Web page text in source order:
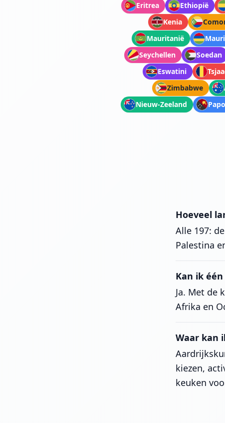
Eritrea
Ethiopië
Kenia
Mauritanië
Seychellen
Soedan
Eswatini
Zimbabwe
Nieuw-Zeeland
Hoeveel
Alle 197:
Palestina
Kan ik
Ja. Met de
Afrika en
Waar kan
kiezen,
keuken